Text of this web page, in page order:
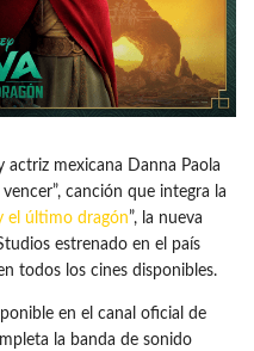
mexicana Danna Paola
canción que integra la
el último dragón”, la nueva
estrenado en el país
todos los cines disponibles.
en el canal oficial de
la banda de sonido